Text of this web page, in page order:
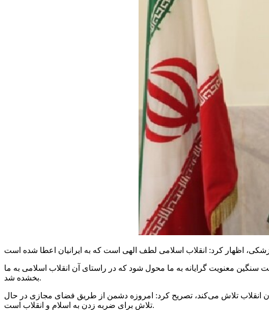
سنگین معنویت گرایانه به ما محول شود که در راستای آن انقلاب اسلامی به ما
بخشده شد.
انقلاب تلاش می‌کند، تصریح کرد: امروزه دشمن از طریق فضای مجازی در حال
تلاش برای ضربه زدن به اسلام و انقلاب است.